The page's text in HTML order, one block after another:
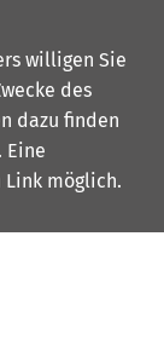
willigen Sie
des
dazu finden
Eine
Link möglich.